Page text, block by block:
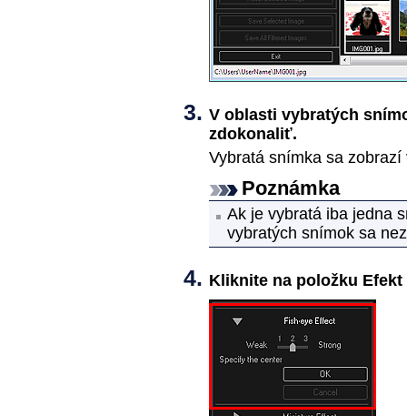
V oblasti vybratých
zdokonaliť.
Vybratá snímka sa zobrazí
Poznámka
Ak je vybratá iba jedna
vybratých snímok sa
Kliknite na položku